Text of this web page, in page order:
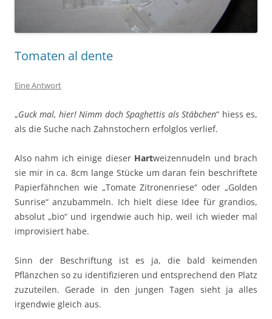
Tomaten al dente
Eine Antwort
„Guck mal, hier! Nimm doch Spaghettis als Stäbchen“ hiess es,
als die Suche nach Zahnstochern erfolglos verlief.
Also nahm ich einige dieser Hartweizennudeln und brach
sie mir in ca. 8cm lange Stücke um daran fein beschriftete
Papierfähnchen wie „Tomate Zitronenriese“ oder „Golden
Sunrise“ anzubammeln. Ich hielt diese Idee für grandios,
absolut „bio“ und irgendwie auch hip, weil ich wieder mal
improvisiert habe.
Sinn der Beschriftung ist es ja, die bald keimenden
Pflänzchen so zu identifizieren und entsprechend den Platz
zuzuteilen. Gerade in den jungen Tagen sieht ja alles
irgendwie gleich aus.